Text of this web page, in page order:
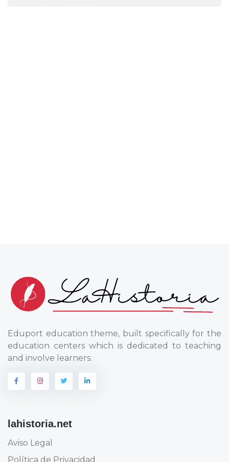
Eduport education theme, built specifically for the
education centers which is dedicated to teaching
and involve learners.
lahistoria.net
Aviso Legal
Política de Privacidad